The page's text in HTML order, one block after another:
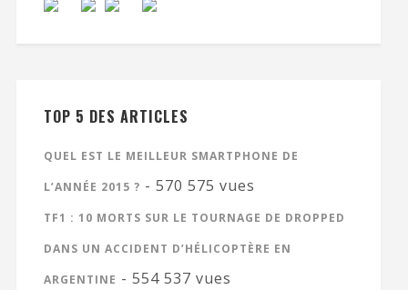
TOP 5 DES ARTICLES
QUEL EST LE MEILLEUR SMARTPHONE DE
L’ANNÉE 2015 ? - 570 575 vues
TF1 : 10 MORTS SUR LE TOURNAGE DE DROPPED
DANS UN ACCIDENT D’HÉLICOPTÈRE EN
ARGENTINE - 554 537 vues